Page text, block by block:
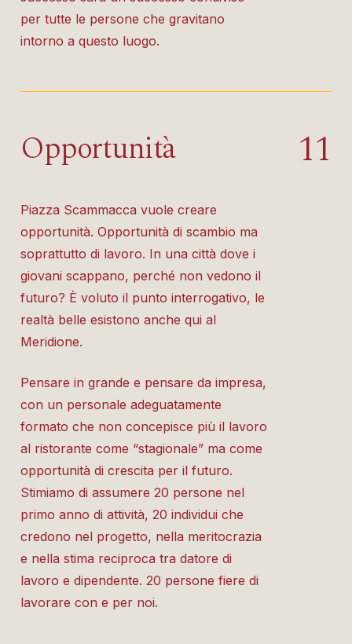
per tutte le persone che gravitano
intorno a questo luogo.
Opportunità
Piazza Scammacca vuole creare
opportunità. Opportunità di scambio ma
soprattutto di lavoro. In una città dove i
giovani scappano, perché non vedono il
futuro? È voluto il punto interrogativo, le
realtà belle esistono anche qui al
Meridione.
Pensare in grande e pensare da impresa,
con un personale adeguatamente
formato che non concepisce più il lavoro
al ristorante come “stagionale” ma come
opportunità di crescita per il futuro.
Stimiamo di assumere 20 persone nel
primo anno di attività, 20 individui che
credono nel progetto, nella meritocrazia
e nella stima reciproca tra datore di
lavoro e dipendente. 20 persone fiere di
lavorare con e per noi.
11